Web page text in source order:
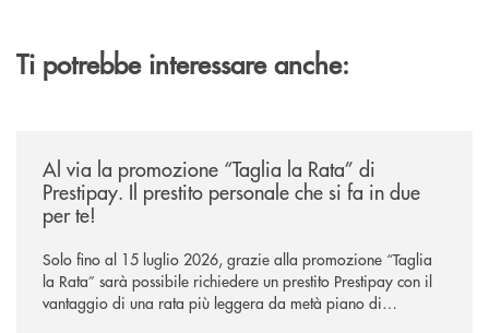
Ti potrebbe interessare anche:
Al via la promozione “Taglia la Rata” di
Prestipay. Il prestito personale che si fa in due
per te!
Solo fino al 15 luglio 2026, grazie alla promozione “Taglia
la Rata” sarà possibile richiedere un prestito Prestipay con il
vantaggio di una rata più leggera da metà piano di